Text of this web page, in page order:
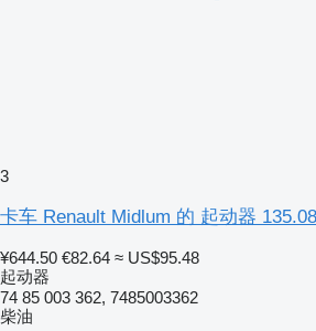
3
卡车 Renault Midlum 的 起动器
¥644.50 €82.64 ≈ US$95.48
起动器
74 85 003 362, 7485003362
柴油